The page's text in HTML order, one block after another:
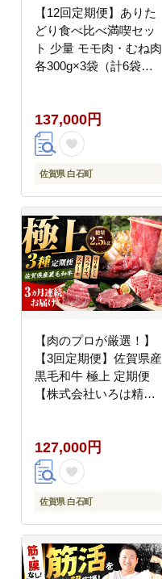
【12回定期便】ありた
どり食べ比べ満喫セッ
ト 少量 モモ肉・むね肉
各300g×3袋（計6袋
[IAG162]
137,000円
佐賀県 白石町
【肉のプロが厳選！】
【3回定期便】佐賀県産
黒毛和牛 極上 定期便
【株式会社いろは精肉
127,000円
佐賀県 白石町